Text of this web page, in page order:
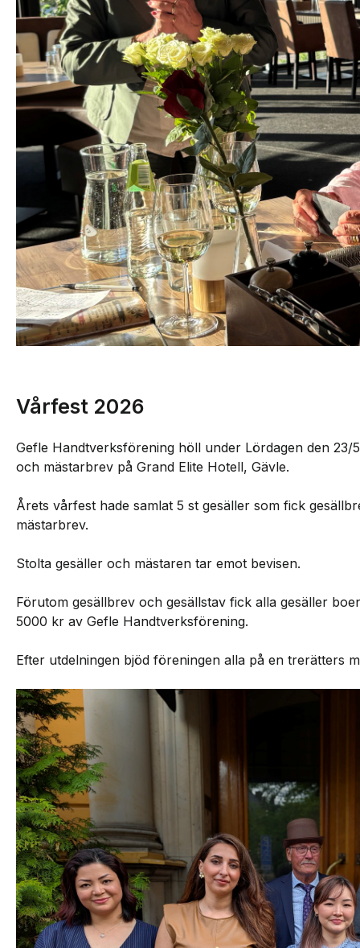
Vårfest 2026
Gefle Handtverksförening höll under Lördagen den 23/
och mästarbrev på Grand Elite Hotell, Gävle.
Årets vårfest hade samlat 5 st gesäller som fick
mästarbrev.
Stolta gesäller och mästaren tar emot bevisen.
Förutom gesällbrev och gesällstav fick alla gesäller
5000 kr av Gefle Handtverksförening.
Efter utdelningen bjöd föreningen alla på en trerätters